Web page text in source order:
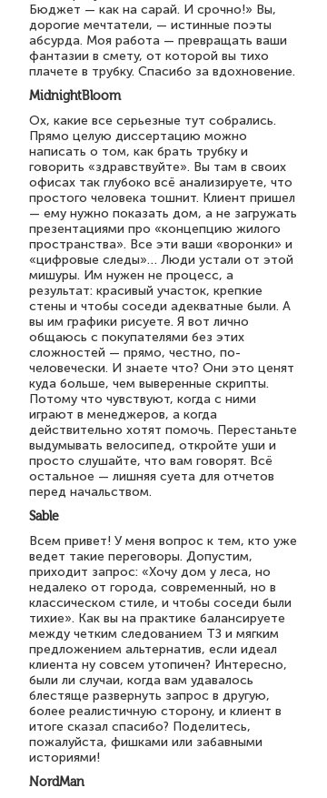
Бюджет — как на сарай. И срочно!» Вы,
дорогие мечтатели, — истинные поэты
абсурда. Моя работа — превращать ваши
фантазии в смету, от которой вы тихо
плачете в трубку. Спасибо за вдохновение.
MidnightBloom
Ох, какие все серьезные тут собрались.
Прямо целую диссертацию можно
написать о том, как брать трубку и
говорить «здравствуйте». Вы там в своих
офисах так глубоко всё анализируете, что
простого человека тошнит. Клиент пришел
— ему нужно показать дом, а не загружать
презентациями про «концепцию жилого
пространства». Все эти ваши «воронки» и
«цифровые следы»… Люди устали от этой
мишуры. Им нужен не процесс, а
результат: красивый участок, крепкие
стены и чтобы соседи адекватные были. А
вы им графики рисуете. Я вот лично
общаюсь с покупателями без этих
сложностей — прямо, честно, по-
человечески. И знаете что? Они это ценят
куда больше, чем выверенные скрипты.
Потому что чувствуют, когда с ними
играют в менеджеров, а когда
действительно хотят помочь. Перестаньте
выдумывать велосипед, откройте уши и
просто слушайте, что вам говорят. Всё
остальное — лишняя суета для отчетов
перед начальством.
Sable
Всем привет! У меня вопрос к тем, кто уже
ведет такие переговоры. Допустим,
приходит запрос: «Хочу дом у леса, но
недалеко от города, современный, но в
классическом стиле, и чтобы соседи были
тихие». Как вы на практике балансируете
между четким следованием ТЗ и мягким
предложением альтернатив, если идеал
клиента ну совсем утопичен? Интересно,
были ли случаи, когда вам удавалось
блестяще развернуть запрос в другую,
более реалистичную сторону, и клиент в
итоге сказал спасибо? Поделитесь,
пожалуйста, фишками или забавными
историями!
NordMan